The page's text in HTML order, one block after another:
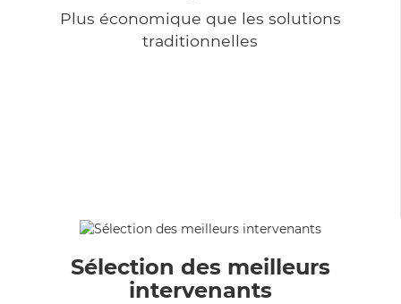
Plus économique que les solutions
traditionnelles
Sélection des meilleurs
intervenants